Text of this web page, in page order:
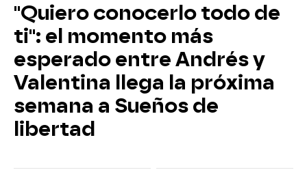
"Quiero conocerlo todo de
ti": el momento más
esperado entre Andrés y
Valentina llega la próxima
semana a Sueños de
libertad